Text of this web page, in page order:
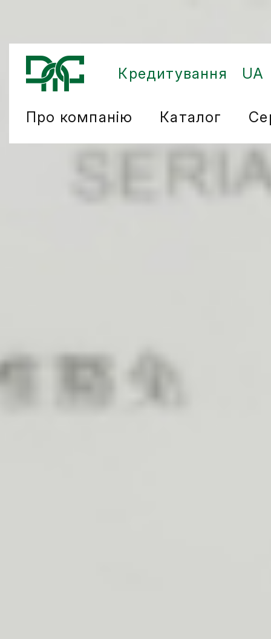
Про компанію Каталог
UA
Кредитування